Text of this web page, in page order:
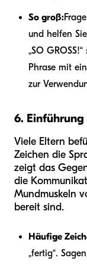
So groß:
und helfen
„SO
Phrase mit
zur
6.
Viele Eltern
Zeichen die
zeigt das
die
Mundmuskeln
bereit sind.
Häufige
„fertig“.